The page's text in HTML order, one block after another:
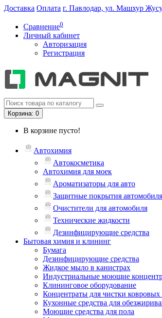
Доставка Оплата г. Павлодар, ул. Машхур
Сравнение0
Личный кабинет
Авторизация
Регистрация
Корзина: 0
В корзине пусто!
Автохимия
Автокосметика
Автохимия для моек
Ароматизаторы для авто
Защитные покрытия автомобиля
Очистители для автомобиля
Технические жидкости
Дезинфицирующие средства
Бытовая химия и клининг
Бумага
Дезинфицирующие средства
Жидкое мыло в канистрах
Индустриальные моющие
Клининговое оборудование
Концентраты для чистки
Кухонные средства для
Моющие средства для пола